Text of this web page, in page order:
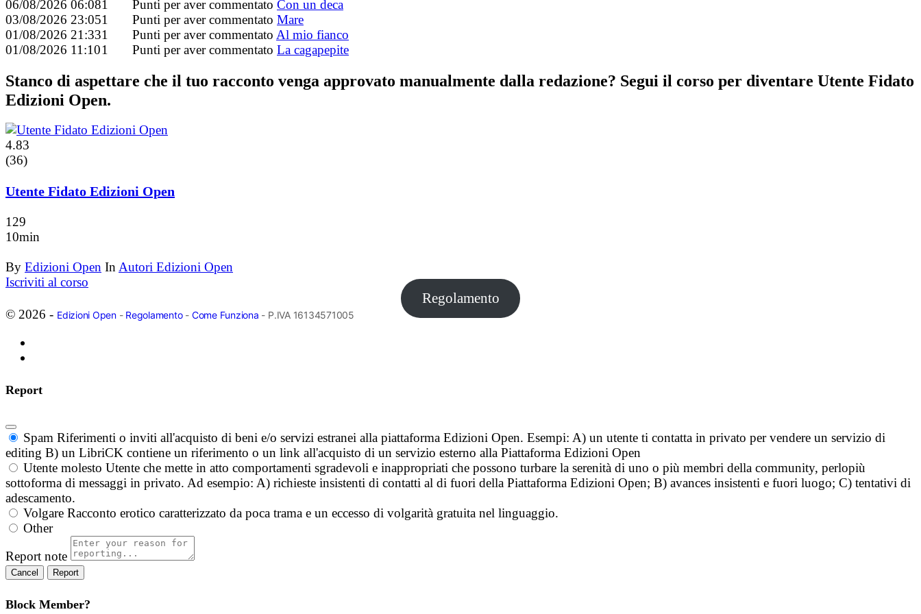
06/08/2026 06:081 Punti per aver commentato Con un deca
03/08/2026 23:051 Punti per aver commentato Mare
01/08/2026 21:331 Punti per aver commentato Al mio fianco
01/08/2026 11:101 Punti per aver commentato La cagapepite
Stanco di aspettare che il tuo racconto venga approvato manualmente dalla redazione? Segui il corso per diventare Utente Fidato
Edizioni Open.
4.83
(36)
Utente Fidato Edizioni Open
129
10min
By Edizioni Open InAutori Edizioni Open
Iscriviti al corso
Regolamento
© 2026 - Edizioni Open- Regolamento- Come Funziona - P.IVA 16134571005
Report
Spam Riferimenti o inviti all'acquisto di beni e/o servizi estranei alla piattaforma Edizioni Open. Esempi: A) un utente ti contatta in privato per vendere un servizio di
editing B) un LibriCK contiene un riferimento o un link all'acquisto di un servizio esterno alla Piattaforma Edizioni Open
Utente molesto Utente che mette in atto comportamenti sgradevoli e inappropriati che possono turbare la serenità di uno o più membri della community, perlopiù
sottoforma di messaggi in privato. Ad esempio: A) richieste insistenti di contatti al di fuori della Piattaforma Edizioni Open; B) avances insistenti e fuori luogo; C) tentativi di
adescamento.
Volgare Racconto erotico caratterizzato da poca trama e un eccesso di volgarità gratuita nel linguaggio.
Other
Report note
Report
Block Member?